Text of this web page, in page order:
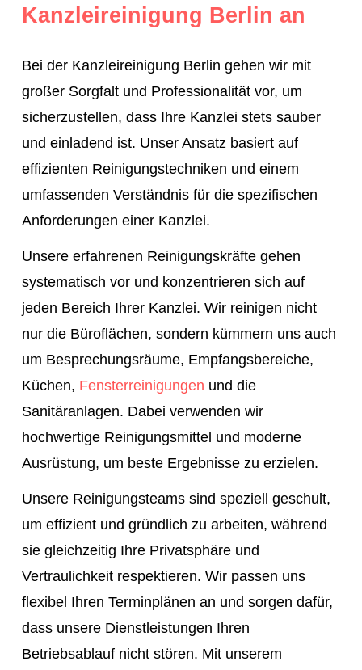
anspruchsvolle Oberflächengründlich zu
hygienische Umgebung, sondern auch ein
gesundes Arbeitsumfeld für alle.
Gründlich und effiziente Reinigung
Professionelles und geschultes Personal
Beachtung des Datenschutzes und diskrete
Behandlung sichtbarer Daten
erstklassige
Kanzleireinigung
spezialisierten Gebäudereinigung sorgen wir
dafür, dass Ihre Kanzlei immer in einem
einwandfreien Zustand ist.
Kanzleireinigung Berlin an
Bei der Kanzleireinigung Berlin gehen wir mit
großer Sorgfalt und Professionalität vor, um
sicherzustellen, dass Ihre Kanzlei stets sauber
und einladend ist. Unser Ansatz basiert auf
effizienten Reinigungstechniken und einem
umfassenden Verständnis für die spezifischen
Anforderungen einer Kanzlei.
Unsere erfahrenen Reinigungskräfte gehen
systematisch vor und konzentrieren sich auf
jeden Bereich Ihrer Kanzlei. Wir reinigen nicht
nur die Büroflächen, sondern kümmern uns auch
um Besprechungsräume, Empfangsbereiche,
Küchen, Fensterreinigungen und die
Sanitäranlagen. Dabei verwenden wir
hochwertige Reinigungsmittel und moderne
Ausrüstung, um beste Ergebnisse zu erzielen.
Unsere Reinigungsteams sind speziell geschult,
um effizient und gründlich zu arbeiten, während
sie gleichzeitig Ihre Privatsphäre und
Vertraulichkeit respektieren. Wir passen uns
flexibel Ihren Terminplänen an und sorgen dafür,
dass unsere Dienstleistungen Ihren
Betriebsablauf nicht stören. Mit unserem